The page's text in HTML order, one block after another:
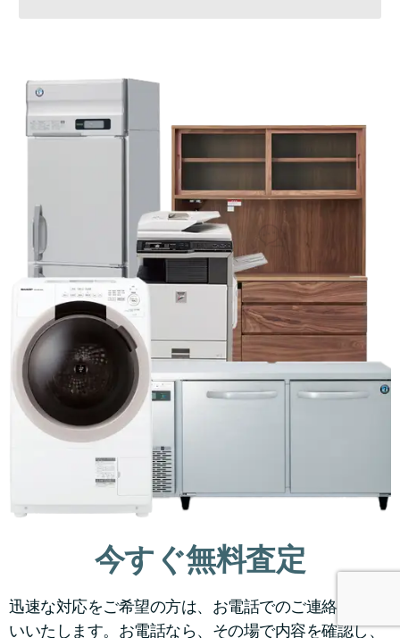
今すぐ無料査定
迅速な対応をご希望の方は、お電話でのご連絡をお願
いいたします。お電話なら、その場で内容を確認し、